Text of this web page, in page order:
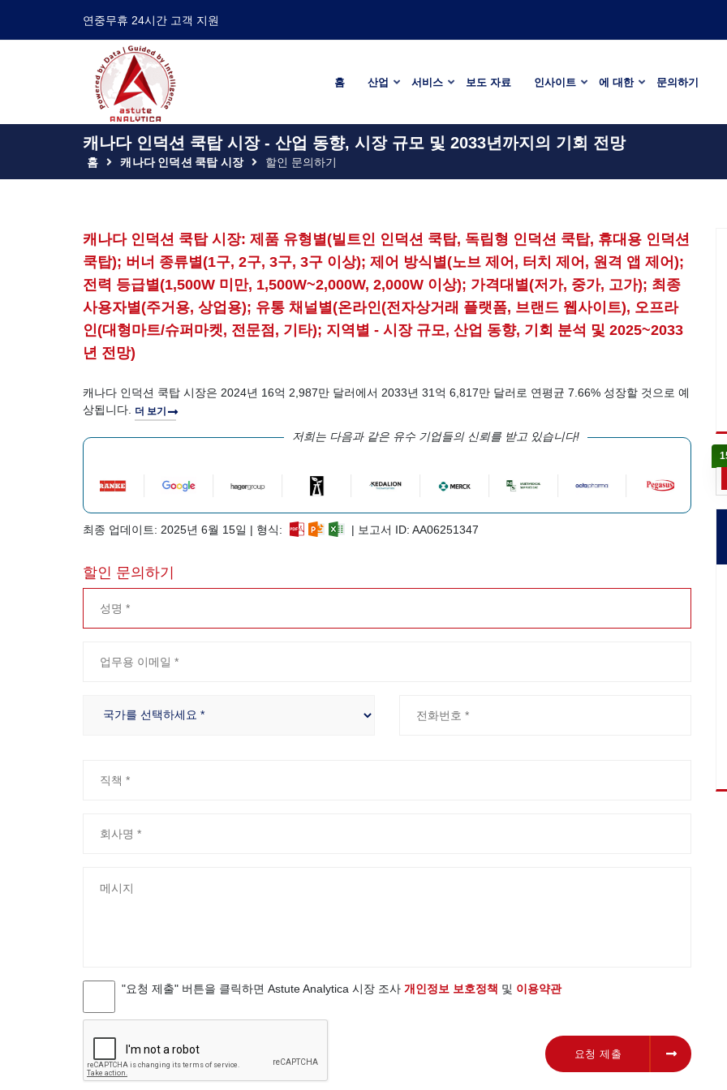
연중무휴 24시간 고객 지원
홈 산업 서비스 보도 자료 인사이트 에 대한 문의하기
캐나다 인덕션 쿡탑 시장 - 산업 동향, 시장 규모 및 2033년까지의 기회 전망
홈 캐나다 인덕션 쿡탑 시장 할인 문의하기
캐나다 인덕션 쿡탑 시장: 제품 유형별(빌트인 인덕션 쿡탑, 독립형 인덕션 쿡탑, 휴대용 인덕션
쿡탑); 버너 종류별(1구, 2구, 3구, 3구 이상); 제어 방식별(노브 제어, 터치 제어, 원격 앱 제어);
전력 등급별(1,500W 미만, 1,500W~2,000W, 2,000W 이상); 가격대별(저가, 중가, 고가); 최종
사용자별(주거용, 상업용); 유통 채널별(온라인(전자상거래 플랫폼, 브랜드 웹사이트), 오프라
인(대형마트/슈퍼마켓, 전문점, 기타); 지역별 - 시장 규모, 산업 동향, 기회 분석 및 2025~2033
년 전망)
캐나다 인덕션 쿡탑 시장은 2024년 16억 2,987만 달러에서 2033년 31억 6,817만 달러로 연평균 7.66% 성장할 것으로 예
상됩니다.
더 보기
저희는 다음과 같은 유수 기업들의 신뢰를 받고 있습니다!
최종 업데이트: 2025년 6월 15일 | 형식: | 보고서 ID: AA06251347
할인 문의하기
"요청 제출" 버튼을 클릭하면 Astute Analytica 시장 조사 개인정보 보호정책 및 이용약관
요청 제출